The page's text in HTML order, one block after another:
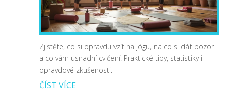
Zjistěte, co si opravdu vzít na jógu, na co si dát pozor
a co vám usnadní cvičení. Praktické tipy, statistiky i
opravdové zkušenosti.
ČÍST VÍCE